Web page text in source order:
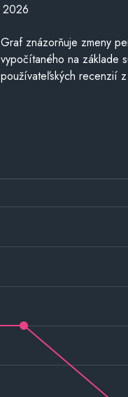
2026
Graf znázorňuje zmeny
vypočítaného na základe
používateľských recenzií